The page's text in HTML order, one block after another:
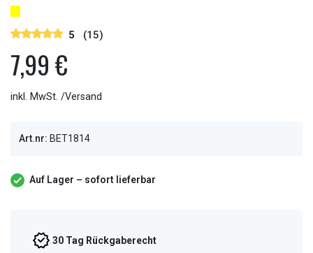
5 (15)
7,99 €
inkl. MwSt. /Versand
Art.nr: BET1814
Auf Lager – sofort lieferbar
30 Tag Rückgaberecht